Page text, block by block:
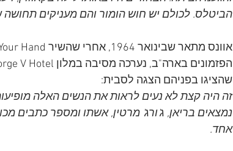
הביטלס. לכולם יש חוש הומור והם מעניקים תחושה
הפזמונים בארה"ב, נערכה מסיבה במלון George V Hotel
שהציגו בפניהם הצגה לסבית:
זה היה קצת לא נעים לראות את הנשים האלה
נמצאים בריאן, ג'ורג' מרטין, אשתו ומספר כתבים
אחד.